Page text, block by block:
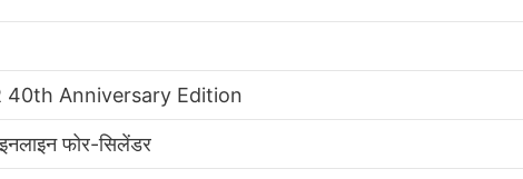
40th Anniversary Edition
फोर-सिलेंडर